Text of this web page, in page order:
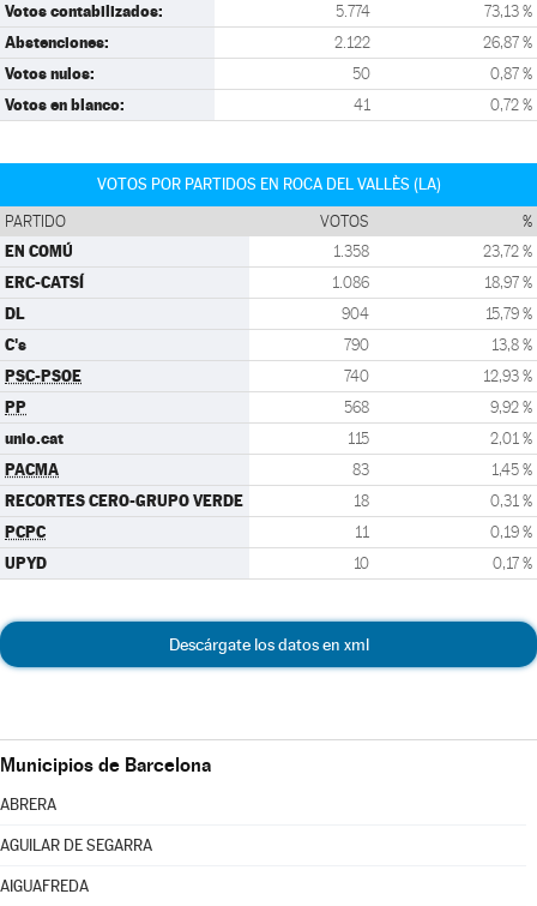
Votos contabilizados: 5.774 73,13 %
Abstenciones: 2.122 26,87 %
Votos nulos: 50 0,87 %
Votos en blanco: 41 0,72 %
VOTOS POR PARTIDOS EN ROCA DEL VALLÈS (LA)
PARTIDO VOTOS %
EN COMÚ 1.358 23,72 %
ERC-CATSÍ 1.086 18,97 %
DL 904 15,79 %
C's 790 13,8 %
PSC-PSOE 740 12,93 %
PP 568 9,92 %
unio.cat 115 2,01 %
PACMA 83 1,45 %
RECORTES CERO-GRUPO VERDE 18 0,31 %
PCPC 11 0,19 %
UPYD 10 0,17 %
Descárgate los datos en xml
Municipios de Barcelona
ABRERA
AGUILAR DE SEGARRA
AIGUAFREDA